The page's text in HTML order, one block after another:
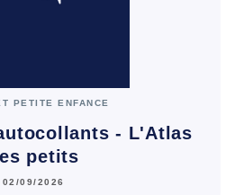
PETITE ENFANCE
- L'Atlas
petits
02/09/2026